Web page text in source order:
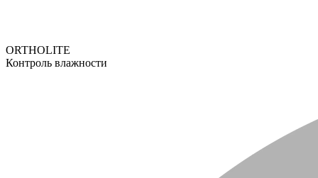
ORTHOLITE
Контроль влажности